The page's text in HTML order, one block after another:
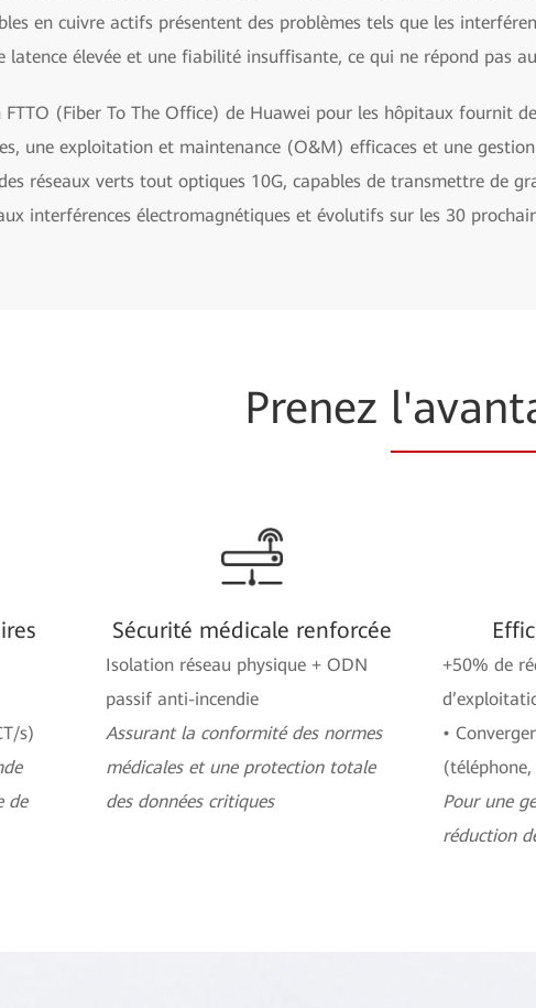
en cuivre actifs présentent des problèmes tels que les
latence élevée et une fiabilité insuffisante, ce qui ne répond pas
FTTO (Fiber To The Office) de Huawei pour les hôpitaux fournit
une exploitation et maintenance (O&M) efficaces et une
réseaux verts tout optiques 10G, capables de transmettre de
interférences électromagnétiques et évolutifs sur les 30
Prenez
s)
de
Sécurité médicale renforcée
Isolation réseau physique + ODN
passif anti-incendie
Assurant la conformité des normes
médicales et une protection totale
des données critiques
+50% de
•
Pour une
réduction